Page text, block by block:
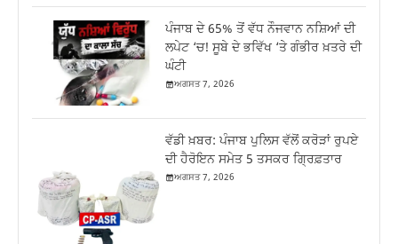
ਪੰਜਾਬ ਦੇ 65% ਤੋਂ ਵੱਧ ਨੌਜਵਾਨ ਨਸ਼ਿਆਂ ਦੀ
ਲਪੇਟ ‘ਚ! ਸੂਬੇ ਦੇ ਭਵਿੱਖ ‘ਤੇ ਗੰਭੀਰ ਖ਼ਤਰੇ ਦੀ
ਘੰਟੀ
ਅਗਸਤ 7, 2026
ਵੱਡੀ ਖ਼ਬਰ: ਪੰਜਾਬ ਪੁਲਿਸ ਵੱਲੋਂ ਕਰੋੜਾਂ ਰੁਪਏ
ਦੀ ਹੈਰੋਇਨ ਸਮੇਤ 5 ਤਸਕਰ ਗ੍ਰਿਫ਼ਤਾਰ
ਅਗਸਤ 7, 2026